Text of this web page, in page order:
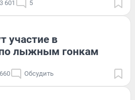
3 601 5
участие в
лыжным гонкам
660 Обсудить